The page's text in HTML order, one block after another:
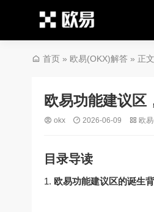
首页 » 欧易(OKX)解答 » 正文
欧易功能建议区
okx 2026-06-09 欧
目录导读
欧易功能建议区的诞生